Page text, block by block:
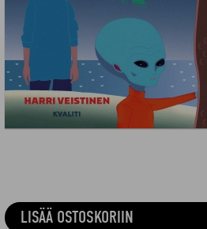
LISÄÄ OSTOSKORIIN